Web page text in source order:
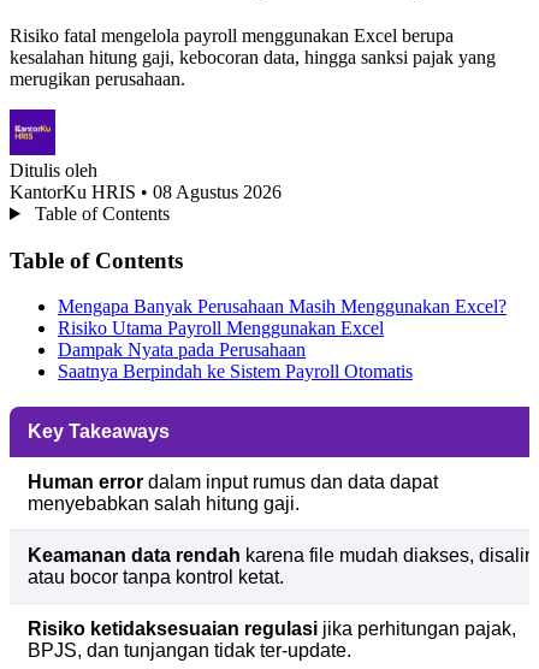
Risiko fatal mengelola payroll menggunakan Excel berupa
kesalahan hitung gaji, kebocoran data, hingga sanksi pajak yang
merugikan perusahaan.
Ditulis oleh
KantorKu HRIS • 08 Agustus 2026
Table of Contents
Table of Contents
Mengapa Banyak Perusahaan Masih Menggunakan Excel?
Risiko Utama Payroll Menggunakan Excel
Dampak Nyata pada Perusahaan
Saatnya Berpindah ke Sistem Payroll Otomatis
Key Takeaways
Human error dalam input rumus dan data dapat
menyebabkan salah hitung gaji.
Keamanan data rendah karena file mudah diakses, disalin,
atau bocor tanpa kontrol ketat.
Risiko ketidaksesuaian regulasi jika perhitungan pajak,
BPJS, dan tunjangan tidak ter-update.